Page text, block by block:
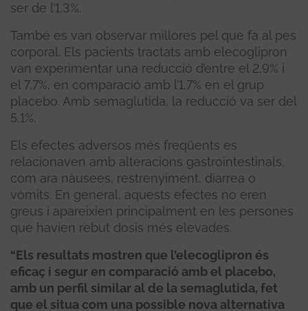
ser de l’1,3%.
També es van observar millores pel que fa al pes
corporal. Els pacients tractats amb elecoglipron
van experimentar una reducció d’entre el 2,9% i
el 7,7%, en comparació amb l’1,7% en el grup
placebo. Amb semaglutida, la reducció va ser del
5,1%.
Els efectes adversos més freqüents es
relacionaven amb alteracions gastrointestinals,
com ara nàusees, restrenyiment, diarrea o
vòmits. En general, aquests efectes no eren
greus i apareixien principalment en les persones
que havien rebut dosis més elevades.
“Els resultats mostren que l’elecoglipron és
eficaç i segur en comparació amb el placebo,
amb un perfil similar al de la semaglutida, fet
que el situa com una possible nova alternativa